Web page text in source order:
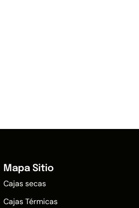
Mapa Sitio
Cajas secas
Cajas Térmicas